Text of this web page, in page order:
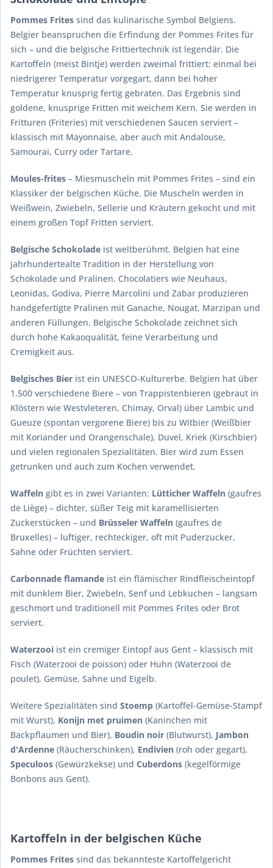
Pommes Frites sind das kulinarische Symbol Belgiens.
Belgier beanspruchen die Erfindung der Pommes Frites für
sich – und die belgische Frittiertechnik ist legendär. Die
Kartoffeln (meist Bintje) werden zweimal frittiert: einmal bei
niedrigerer Temperatur vorgegart, dann bei hoher
Temperatur knusprig fertig gebraten. Das Ergebnis sind
goldene, knusprige Fritten mit weichem Kern. Sie werden in
Fritturen (Friteries) mit verschiedenen Saucen serviert –
klassisch mit Mayonnaise, aber auch mit Andalouse,
Samourai, Curry oder Tartare.
Moules-frites – Miesmuscheln mit Pommes Frites – sind ein
Klassiker der belgischen Küche. Die Muscheln werden in
Weißwein, Zwiebeln, Sellerie und Kräutern gekocht und mit
einem großen Topf Fritten serviert.
Belgische Schokolade ist weltberühmt. Belgien hat eine
jahrhundertealte Tradition in der Herstellung von
Schokolade und Pralinen. Chocolatiers wie Neuhaus,
Leonidas, Godiva, Pierre Marcolini und Zabar produzieren
handgefertigte Pralinen mit Ganache, Nougat, Marzipan und
anderen Füllungen. Belgische Schokolade zeichnet sich
durch hohe Kakaoqualität, feine Verarbeitung und
Cremigkeit aus.
Belgisches Bier ist ein UNESCO-Kulturerbe. Belgien hat über
1.500 verschiedene Biere – von Trappistenbieren (gebraut in
Klöstern wie Westvleteren, Chimay, Orval) über Lambic und
Gueuze (spontan vergorene Biere) bis zu Witbier (Weißbier
mit Koriander und Orangenschale), Duvel, Kriek (Kirschbier)
und vielen regionalen Spezialitäten. Bier wird zum Essen
getrunken und auch zum Kochen verwendet.
Waffeln gibt es in zwei Varianten: Lütticher Waffeln (gaufres
de Liège) – dichter, süßer Teig mit karamellisierten
Zuckerstücken – und Brüsseler Waffeln (gaufres de
Bruxelles) – luftiger, rechteckiger, oft mit Puderzucker,
Sahne oder Früchten serviert.
Carbonnade flamande ist ein flämischer Rindfleischeintopf
mit dunklem Bier, Zwiebeln, Senf und Lebkuchen – langsam
geschmort und traditionell mit Pommes Frites oder Brot
serviert.
Waterzooi ist ein cremiger Eintopf aus Gent – klassisch mit
Fisch (Waterzooi de poisson) oder Huhn (Waterzooi de
poulet), Gemüse, Sahne und Eigelb.
Weitere Spezialitäten sind Stoemp (Kartoffel-Gemüse-Stampf
mit Wurst), Konijn met pruimen (Kaninchen mit
Backpflaumen und Bier), Boudin noir (Blutwurst), Jambon
d'Ardenne (Räucherschinken), Endivien (roh oder gegart),
Speculoos (Gewürzkekse) und Cuberdons (kegelförmige
Bonbons aus Gent).
Kartoffeln in der belgischen Küche
Pommes Frites sind das bekannteste Kartoffelgericht